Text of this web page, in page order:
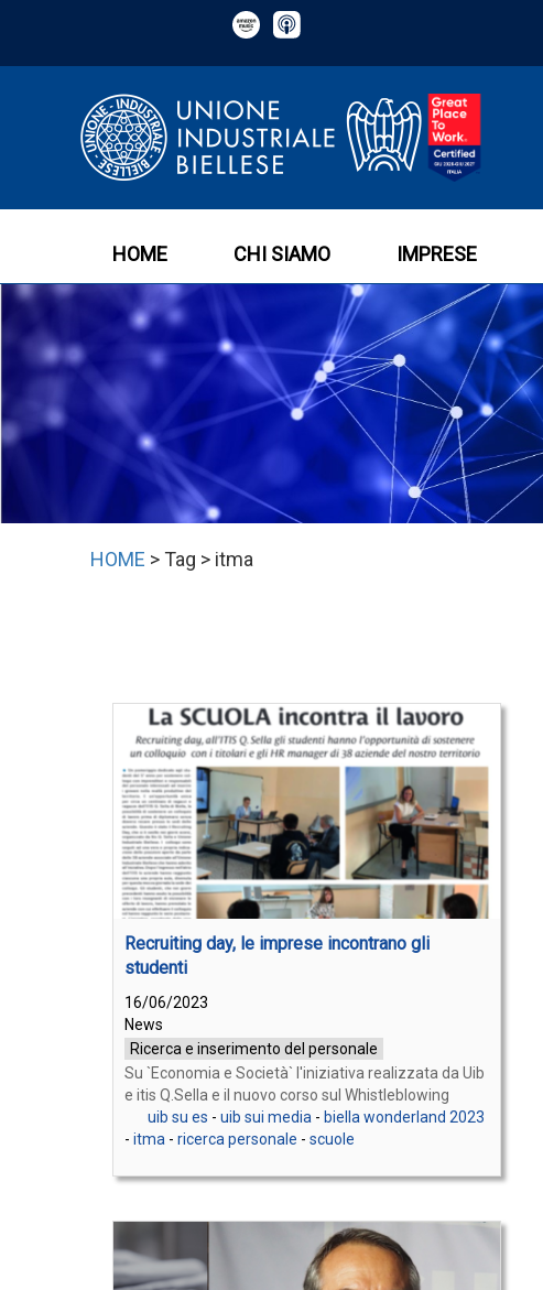
HOME CHI SIAMO IMPRESE
HOME > Tag > itma
Recruiting day, le imprese incontrano gli
studenti
16/06/2023
News
Ricerca e inserimento del personale
Su `Economia e Società` l'iniziativa realizzata da Uib
e itis Q.Sella e il nuovo corso sul Whistleblowing
uib su es - uib sui media - biella wonderland 2023
- itma - ricerca personale - scuole